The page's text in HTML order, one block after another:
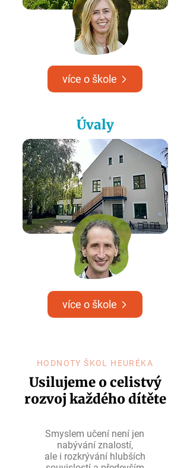
více o škole
Úvaly
více o škole
HODNOTY ŠKOL HEURÉKA
Usilujeme o celistvý
rozvoj každého dítěte
Smyslem učení není jen
nabývání znalostí,
ale i rozkrývání hlubších